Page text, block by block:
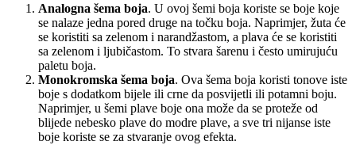
Analogna šema boja. U ovoj šemi boja koriste se boje koje
se nalaze jedna pored druge na točku boja. Naprimjer, žuta će
se koristiti sa zelenom i narandžastom, a plava će se koristiti
sa zelenom i ljubičastom. To stvara šarenu i često umirujuću
paletu boja.
Monokromska šema boja. Ova šema boja koristi tonove iste
boje s dodatkom bijele ili crne da posvijetli ili potamni boju.
Naprimjer, u šemi plave boje ona može da se proteže od
blijede nebesko plave do modre plave, a sve tri nijanse iste
boje koriste se za stvaranje ovog efekta.